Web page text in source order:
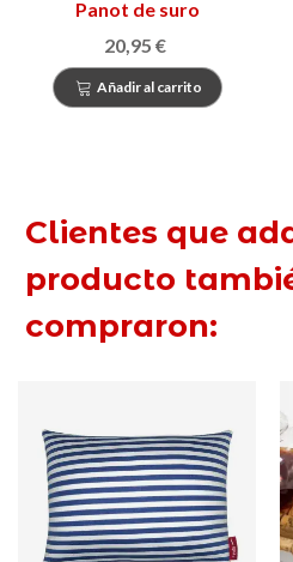
Panot de suro
20,95 €
Añadir al carrito
Clientes que
producto
compraron: